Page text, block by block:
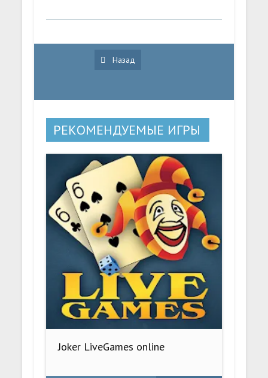
Назад
РЕКОМЕНДУЕМЫЕ ИГРЫ
Joker LiveGames online